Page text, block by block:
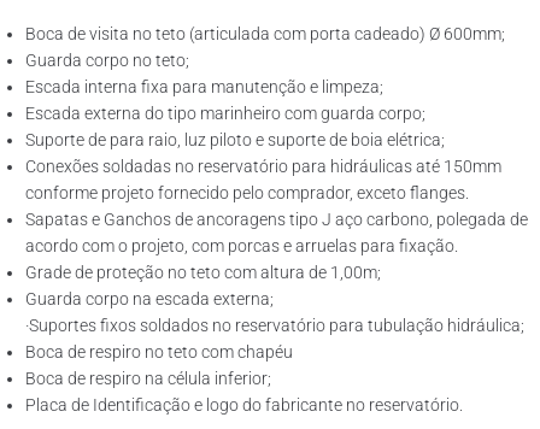
Boca de visita no teto (articulada com porta cadeado) Ø 600mm;
Guarda corpo no teto;
Escada interna fixa para manutenção e limpeza;
Escada externa do tipo marinheiro com guarda corpo;
Suporte de para raio, luz piloto e suporte de boia elétrica;
Conexões soldadas no reservatório para hidráulicas até 150mm
conforme projeto fornecido pelo comprador, exceto flanges.
Sapatas e Ganchos de ancoragens tipo J aço carbono, polegada de
acordo com o projeto, com porcas e arruelas para fixação.
Grade de proteção no teto com altura de 1,00m;
Guarda corpo na escada externa;
·Suportes fixos soldados no reservatório para tubulação hidráulica;
Boca de respiro no teto com chapéu
Boca de respiro na célula inferior;
Placa de Identificação e logo do fabricante no reservatório.